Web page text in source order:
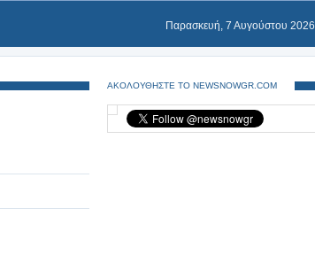
Παρασκευή, 7 Αυγούστου 2026
ΑΚΟΛΟΥΘΗΣΤΕ ΤΟ NEWSNOWGR.COM